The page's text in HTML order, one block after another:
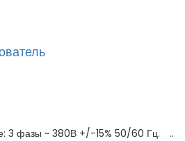
3 фазы ~ 380В +/-15% 50/60 Гц. ..